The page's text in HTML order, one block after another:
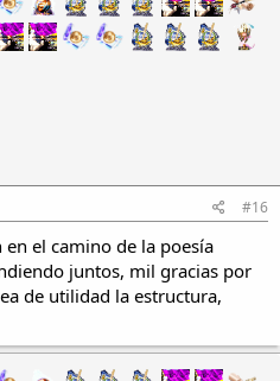
#16
el camino de la poesía
juntos, mil gracias por
de utilidad la estructura,